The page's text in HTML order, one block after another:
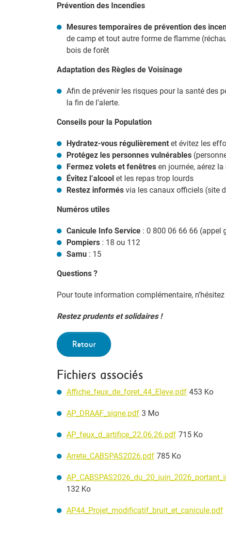
Prévention des Incendies
Mesures temporaires de prévention des
de camp et tout autre forme de flamme
bois de forêt
Adaptation des Règles de Voisinage
Afin de prévenir les risques pour la santé des
la fin de l’alerte.
Conseils pour la Population
Hydratez-vous régulièrement et évitez les
Protégez les personnes vulnérables
Fermez volets et fenêtres en journée, aérez
Évitez l’alcool et les repas trop lourds
Restez informés via les canaux officiels (site
Numéros utiles
Canicule Info Service : 0 800 06 66 66 (appel
Pompiers : 18 ou 112
Samu : 15
Questions ?
Pour toute information complémentaire,
Restez prudents et solidaires !
Retour
Fichiers associés
Affiche_feux_de_foret_44_Eleve.pdf 453 Ko
AP_DRAAF_signe.pdf 3 Mo
AP_feux_d_artifice_22.06.26.pdf 715 Ko
Arrete_CABSPAS2026.pdf 785 Ko
132 Ko
AP44_Projet_modificatif_bruit_et_canicule.pdf